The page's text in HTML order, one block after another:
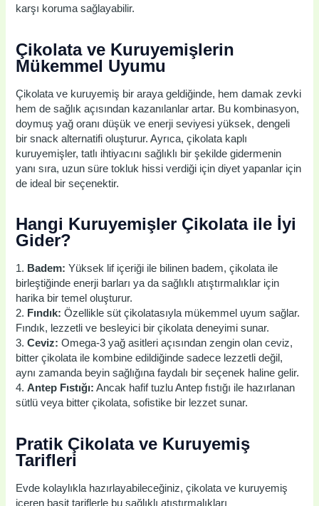
karşı koruma sağlayabilir.
Çikolata ve Kuruyemişlerin
Mükemmel Uyumu
Çikolata ve kuruyemiş bir araya geldiğinde, hem damak zevki
hem de sağlık açısından kazanılanlar artar. Bu kombinasyon,
doymuş yağ oranı düşük ve enerji seviyesi yüksek, dengeli
bir snack alternatifi oluşturur. Ayrıca, çikolata kaplı
kuruyemişler, tatlı ihtiyacını sağlıklı bir şekilde gidermenin
yanı sıra, uzun süre tokluk hissi verdiği için diyet yapanlar için
de ideal bir seçenektir.
Hangi Kuruyemişler Çikolata ile İyi
Gider?
1. Badem: Yüksek lif içeriği ile bilinen badem, çikolata ile
birleştiğinde enerji barları ya da sağlıklı atıştırmalıklar için
harika bir temel oluşturur.
2. Fındık: Özellikle süt çikolatasıyla mükemmel uyum sağlar.
Fındık, lezzetli ve besleyici bir çikolata deneyimi sunar.
3.Ceviz: Omega-3 yağ asitleri açısından zengin olan ceviz,
bitter çikolata ile kombine edildiğinde sadece lezzetli değil,
aynı zamanda beyin sağlığına faydalı bir seçenek haline gelir.
4.Antep Fıstığı: Ancak hafif tuzlu Antep fıstığı ile hazırlanan
sütlü veya bitter çikolata, sofistike bir lezzet sunar.
Pratik Çikolata ve Kuruyemiş
Tarifleri
Evde kolaylıkla hazırlayabileceğiniz, çikolata ve kuruyemiş
içeren basit tariflerle bu sağlıklı atıştırmalıkları